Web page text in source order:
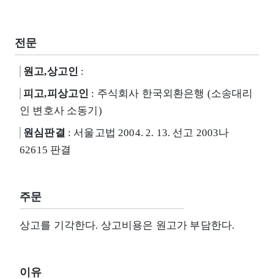
전문
원고,상고인 :
피고,피상고인 : 주식회사 한국외환은행 (소송대리
인 변호사 소동기)
원심판결 : 서울고법 2004. 2. 13. 선고 2003나
62615 판결
주문
상고를 기각한다. 상고비용은 원고가 부담한다.
이유